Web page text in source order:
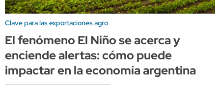
Clave para las exportaciones agro
El fenómeno El Niño se acerca y
enciende alertas: cómo puede
impactar en la economía argentina